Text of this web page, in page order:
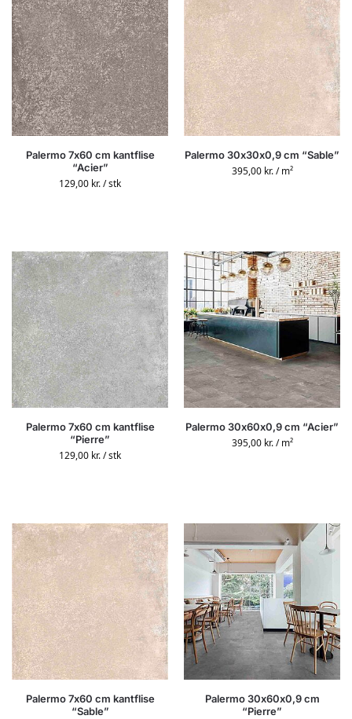
Palermo 7x60 cm kantflise
“Acier”
129,00 kr./ stk
Palermo 30x30x0,9 cm “Sable”
395,00 kr. / m²
Palermo 7x60 cm kantflise
“Pierre”
129,00 kr./ stk
Palermo 30x60x0,9 cm “Acier”
395,00 kr. / m²
Palermo 7x60 cm kantflise
“Sable”
Palermo 30x60x0,9 cm
“Pierre”